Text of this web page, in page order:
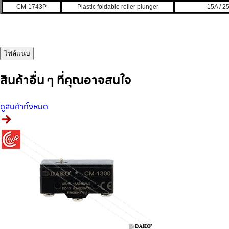
CM-1743P Plastic foldable roller plunger 15A /
ไฟล์แนบ
สินค้าอื่น ๆ ที่คุณอาจสนใจ
ดูสินค้าทั้งหมด